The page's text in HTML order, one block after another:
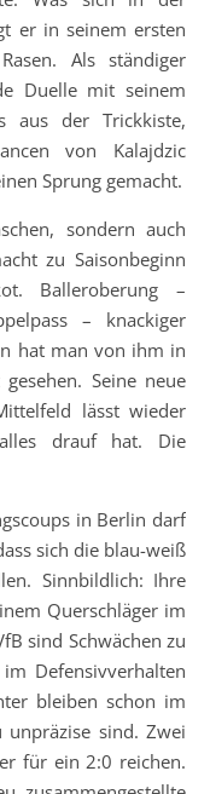
er in seinem ersten
Als ständiger
Duelle mit seinem
aus der Trickkiste,
von Kalajdzic
Sprung gemacht.
sondern auch
zu Saisonbeginn
Balleroberung –
– knackiger
hat man von ihm in
Seine neue
lässt wieder
drauf hat. Die
in Berlin darf
sich die blau-weiß
Sinnbildlich: Ihre
Querschläger im
sind Schwächen zu
Defensivverhalten
bleiben schon im
unpräzise sind. Zwei
für ein 2:0 reichen.